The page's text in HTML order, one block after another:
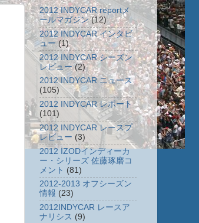
2012 INDYCAR reportメ
ールマガジン (12)
2012 INDYCAR インタビ
ュー (1)
2012 INDYCAR シーズン
レビュー (2)
2012 INDYCAR ニュース
(105)
2012 INDYCAR レポート
(101)
2012 INDYCAR レースプ
レビュー (3)
2012 IZODインディーカ
ー・シリーズ 佐藤琢磨コ
メント (81)
2012-2013 オフシーズン
情報 (23)
2012INDYCAR レースア
ナリシス (9)